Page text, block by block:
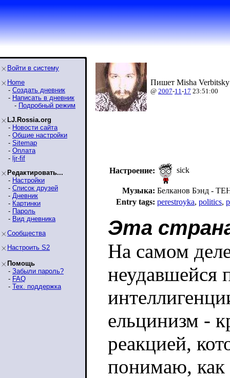
Войти в систему
Home
- Создать дневник
- Написать в дневник
- Подробный режим
LJ.Rossia.org
- Новости сайта
- Общие настройки
- Sitemap
- Оплата
- ljr-fif
Редактировать...
- Настройки
- Список друзей
- Дневник
- Картинки
- Пароль
- Вид дневника
Сообщества
Настроить S2
Помощь
- Забыли пароль?
- FAQ
- Тех. поддержка
Пишет Misha
@ 2007-11-17 23:51:00
Настроение: sick
Музыка: Белканов Бэнд -
Entry tags: perestroyka, politics,
Эта
На самом
неудавшейся
ельцинизм -
реакцией,
понимаю, как